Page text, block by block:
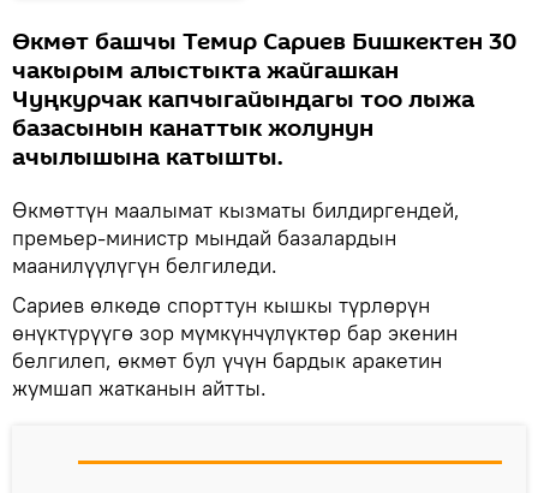
Өкмөт башчы Темир Сариев Бишкектен 30
чакырым алыстыкта жайгашкан
Чуңкурчак капчыгайындагы тоо лыжа
базасынын канаттык жолунун
ачылышына катышты.
Өкмөттүн маалымат кызматы билдиргендей,
премьер-министр мындай базалардын
маанилүүлүгүн белгиледи.
Сариев өлкөдө спорттун кышкы түрлөрүн
өнүктүрүүгө зор мүмкүнчүлүктөр бар экенин
белгилеп, өкмөт бул үчүн бардык аракетин
жумшап жатканын айтты.